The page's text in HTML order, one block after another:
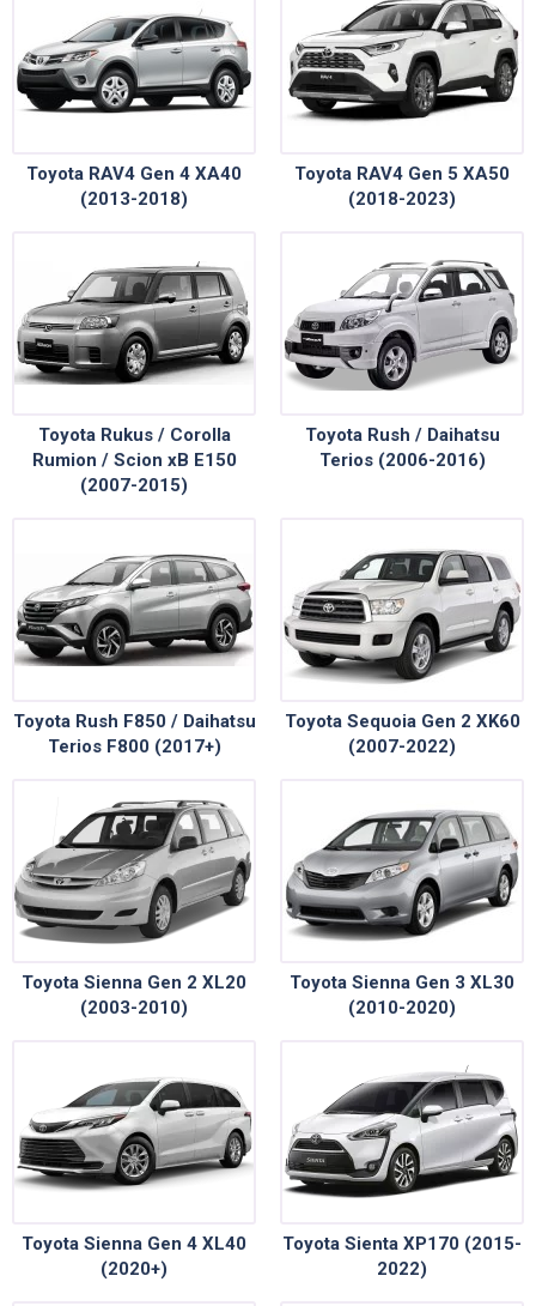
Toyota RAV4 Gen 4 XA40
(2013-2018)
Toyota RAV4 Gen 5 XA50
(2018-2023)
Toyota Rukus / Corolla
Rumion / Scion xB E150
(2007-2015)
Toyota Rush / Daihatsu
Terios (2006-2016)
Toyota Rush F850 / Daihatsu
Terios F800 (2017+)
Toyota Sequoia Gen 2 XK60
(2007-2022)
Toyota Sienna Gen 2 XL20
(2003-2010)
Toyota Sienna Gen 3 XL30
(2010-2020)
Toyota Sienna Gen 4 XL40
(2020+)
Toyota Sienta XP170 (2015-
2022)